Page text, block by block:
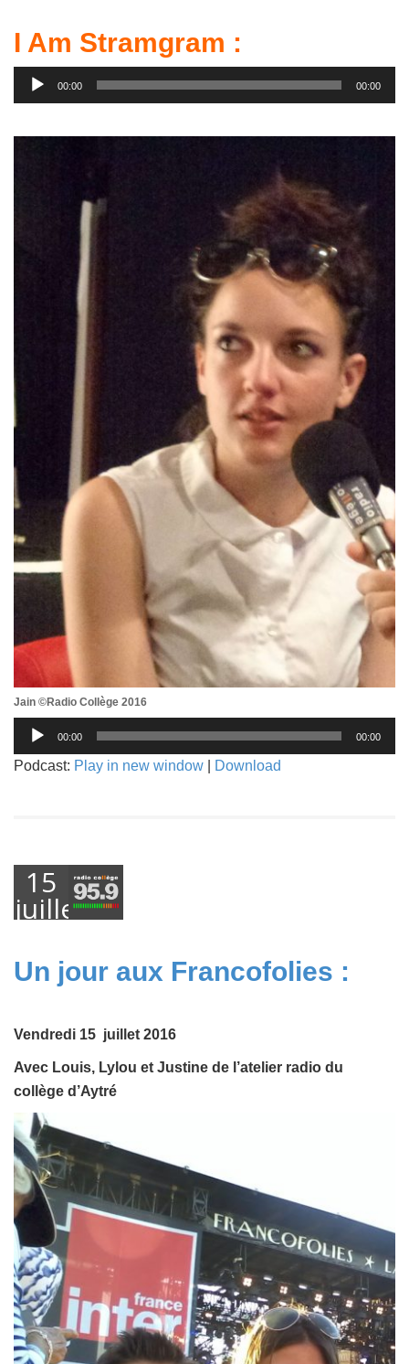
I Am Stramgram :
Lecteur
audio
00:00 00:00
Jain ©Radio Collège 2016
Lecteur
audio
00:00 00:00
Podcast: Play in new window Download
15
juillet
Un jour aux Francofolies :
Vendredi 15 juillet 2016
Avec Louis, Lylou et Justine de l’atelier radio du
collège d’Aytré